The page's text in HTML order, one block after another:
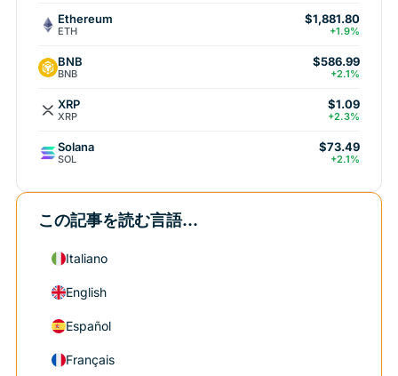
Ethereum
ETH
$1,881.80
+1.9%
BNB
BNB
$586.99
+2.1%
XRP
XRP
$1.09
+2.3%
Solana
SOL
$73.49
+2.1%
この記事を読む言語...
Italiano
English
Español
Français